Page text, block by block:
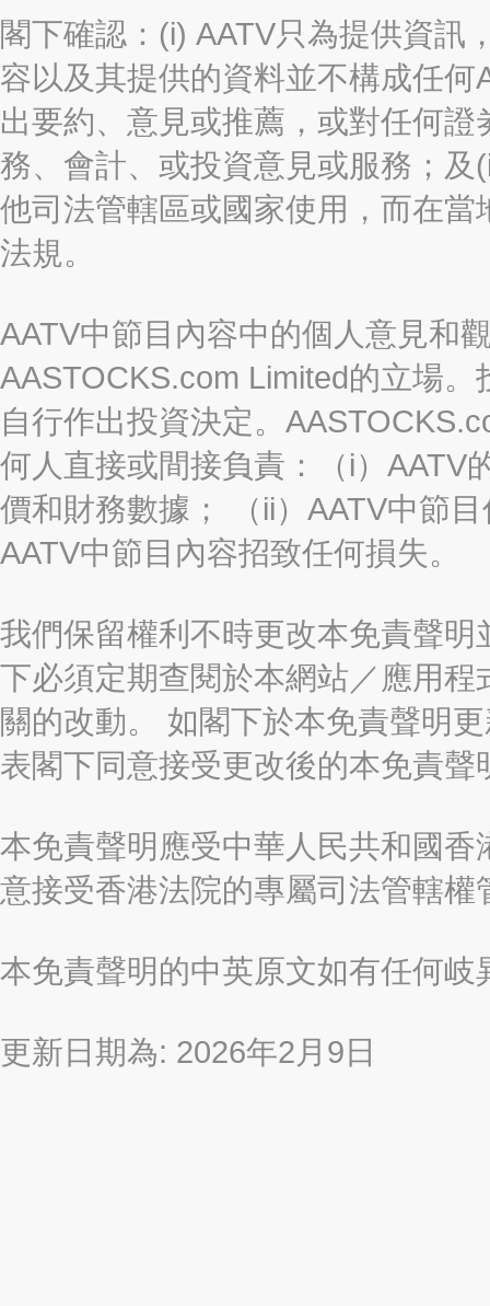
閣下確認：(i) AATV只為提供資訊
容以及其提供的資料並不構成任
出要約、意見或推薦，或對任何
務、會計、或投資意見或服務；
他司法管轄區或國家使用，而在
法規。
AATV中節目內容中的個人意見和
AASTOCKS.com Limited的立場
自行作出投資決定。
何人直接或間接負責：（i）AATV
價和財務數據； （ii）AATV中節
AATV中節目內容招致任何損失。
我們保留權利不時更改本免責聲
下必須定期查閱於本網站／應用
關的改動。 如閣下於本免責聲明
表閣下同意接受更改後的本免責聲
本免責聲明應受中華人民共和國
意接受香港法院的專屬司法管轄權
本免責聲明的中英原文如有任何
更新日期為: 2026年2月9日